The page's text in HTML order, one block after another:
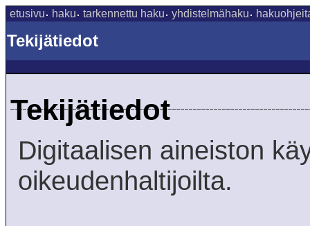
etusivu haku tarkennettu haku yhdistelmähaku
Tekijätiedot
Tekijätiedot
Digitaalisen aineiston
oikeudenhaltijoilta.